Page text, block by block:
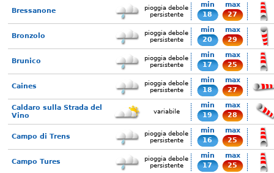
Bressanone
pioggia debole
persistente
min
18
max
27
Bronzolo
pioggia debole
persistente
min
20
max
29
Brunico
pioggia debole
persistente
min
17
max
25
Caines
pioggia debole
persistente
min
18
max
27
Caldaro sulla Strada del
Vino
variabile
min
19
max
28
Campo di Trens
pioggia debole
persistente
min
16
max
25
Campo Tures
pioggia debole
persistente
min
17
max
25